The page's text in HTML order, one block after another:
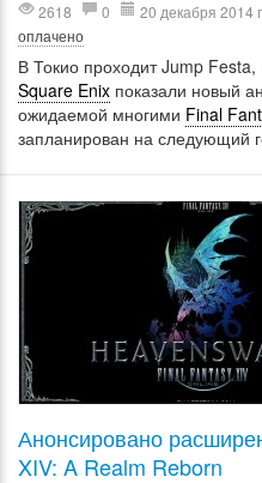
2618
0 20 декабря 2014
оплачено
В Токио проходит Jump
Square Enix показали новый
ожидаемой многими Final
запланирован на следующий
Анонсировано
XIV: A Realm Reborn